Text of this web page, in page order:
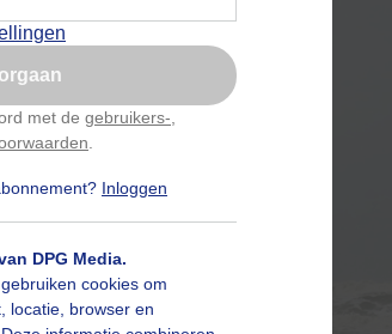
met de gebruikers-
Inloggen
DPG Media.
cookies om
locatie, browser en
de popup
later
niet elke dag deze pop-up
aan te passen